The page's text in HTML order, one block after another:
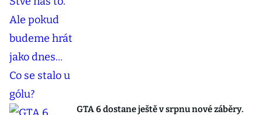
GTA 6 dostane ještě v srpnu nové záběry.